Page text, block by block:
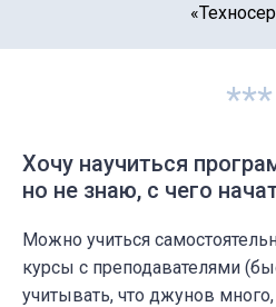
***
Хочу научиться
но не знаю, с чего
Можно учиться
курсы с преподавателями
учитывать, что джунов